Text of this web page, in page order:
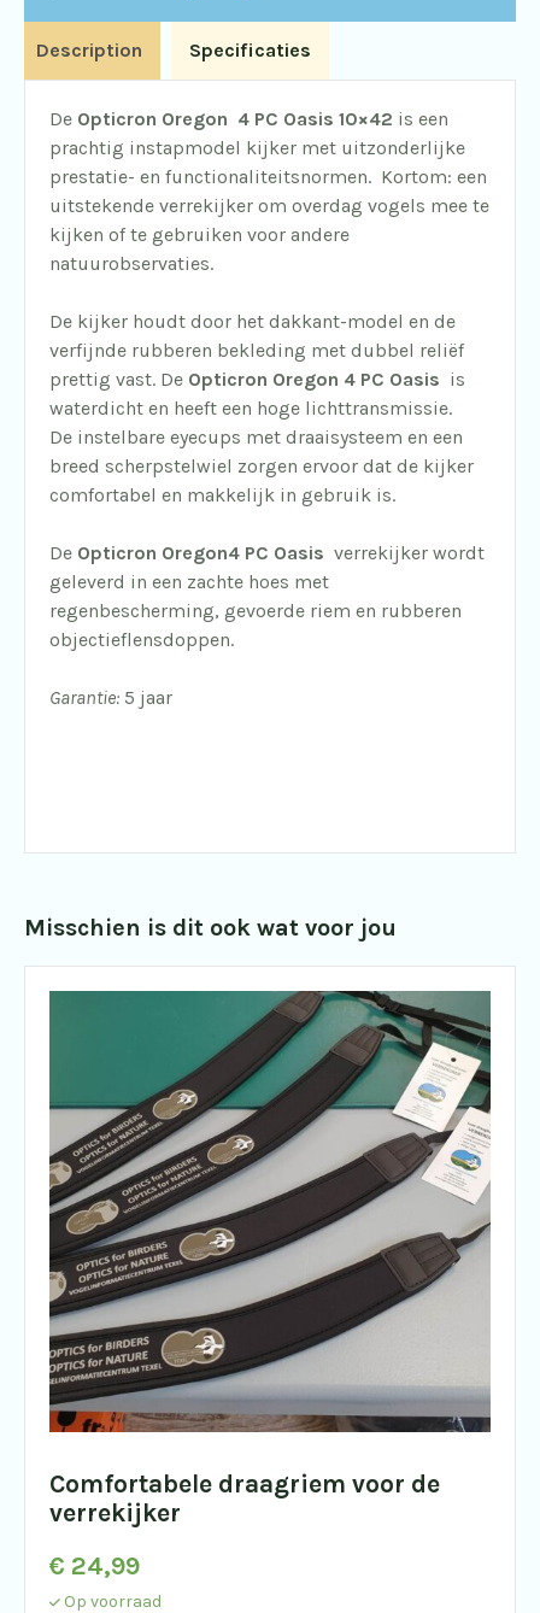
Description Specificaties
De Opticron Oregon 4 PC Oasis 10×42 is een
prachtig instapmodel kijker met uitzonderlijke
prestatie- en functionaliteitsnormen. Kortom: een
uitstekende verrekijker om overdag vogels mee te
kijken of te gebruiken voor andere
natuurobservaties.
De kijker houdt door het dakkant-model en de
verfijnde rubberen bekleding met dubbel reliëf
prettig vast. De Opticron Oregon 4 PC Oasis is
waterdicht en heeft een hoge lichttransmissie.
De instelbare eyecups met draaisysteem en een
breed scherpstelwiel zorgen ervoor dat de kijker
comfortabel en makkelijk in gebruik is.
De Opticron Oregon4 PC Oasis verrekijker wordt
geleverd in een zachte hoes met
regenbescherming, gevoerde riem en rubberen
objectieflensdoppen.
Garantie: 5 jaar
Misschien is dit ook wat voor jou
Comfortabele draagriem voor de
verrekijker
€ 24,99
Op voorraad